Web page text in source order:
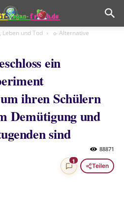
und Tod
☼ Alternative
ein
ihren Schülern
Demütigung und
sind
88871
1
Teilen